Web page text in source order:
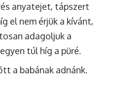
anyatejet, tápszert
el nem érjük a kívánt,
adagoljuk a
túl híg a püré.
a babának adnánk.